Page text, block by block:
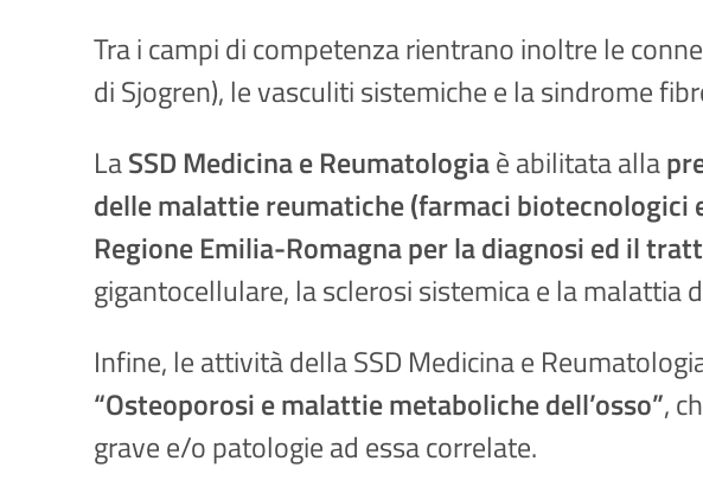
Tra i campi di competenza rientrano inoltre le
di Sjogren), le vasculiti sistemiche e la sindrome
LaSSD Medicina e Reumatologiaè abilitata alla
delle malattie reumatiche (farmaci
Regione Emilia-Romagna per la diagnosi ed il
gigantocellulare, la sclerosi sistemica e la malattia
Infine, le attività della SSD Medicina e
“Osteoporosi e malattie metaboliche dell’osso”,
grave e/o patologie ad essa correlate.